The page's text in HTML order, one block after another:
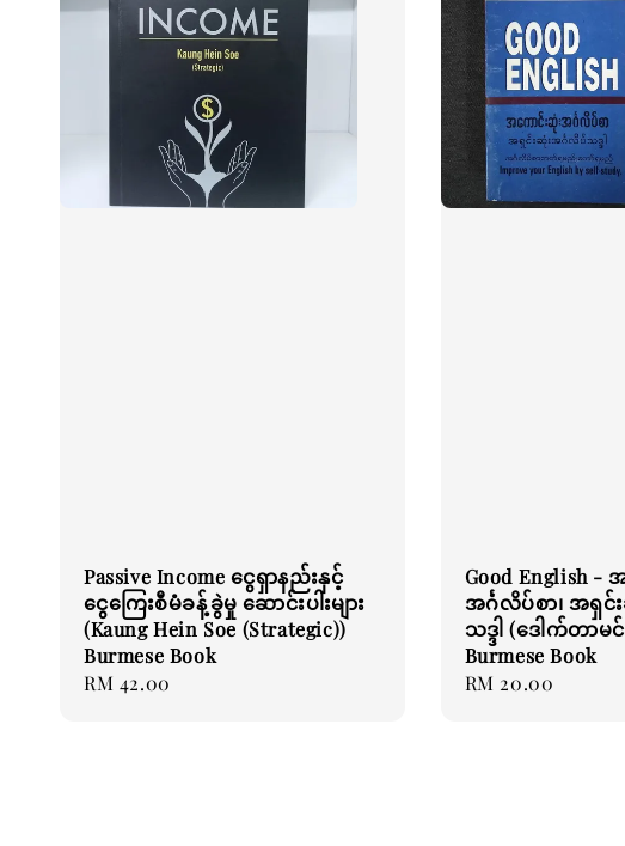
Passive Income ငွေရှာနည်းနှင့်
ငွေကြေးစီမံခန့်ခွဲမှု ဆောင်းပါးများ
(Kaung Hein Soe (Strategic))
Burmese Book
Regular
RM 42.00
Good English -
အင်္ဂလိပ်စာ၊ အရှင်
သဒ္ဒါ (ဒေါက်တာမ
Burmese Book
Regular
RM 20.00